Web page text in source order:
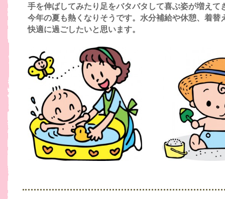
手を伸ばしてみたり足をバタバタして喜ぶ姿が増えて
今年の夏も熱くなりそうです。水分補給や休憩、着替
快適に過ごしたいと思います。